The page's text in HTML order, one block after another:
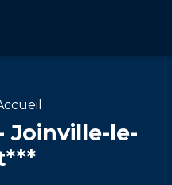
Joinville-le-